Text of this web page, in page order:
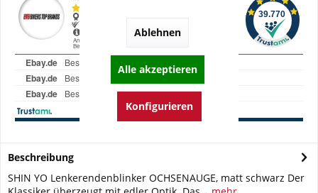
Beschreibung
SHIN YO Lenkerendenblinker OCHSENAUGE, matt schwarz Der
Ablehnen
Alle akzeptieren
Konfigurieren